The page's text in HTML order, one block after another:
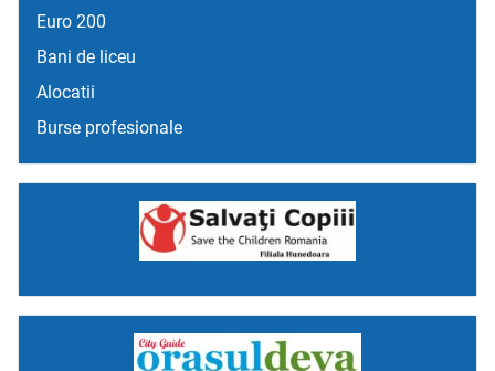
Euro 200
Bani de liceu
Alocatii
Burse profesionale